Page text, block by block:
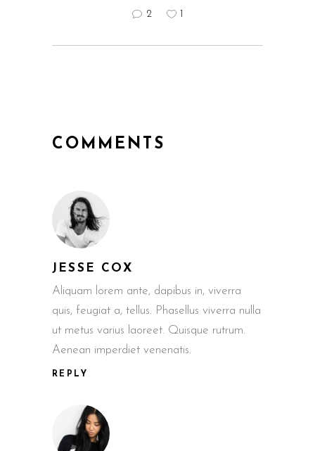
2 1
COMMENTS
JESSE COX
Aliquam lorem ante, dapibus in, viverra
quis, feugiat a, tellus. Phasellus viverra nulla
ut metus varius laoreet. Quisque rutrum.
Aenean imperdiet venenatis.
REPLY